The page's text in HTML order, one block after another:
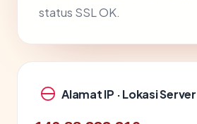
status SSL OK.
Alamat IP · Lokasi Server